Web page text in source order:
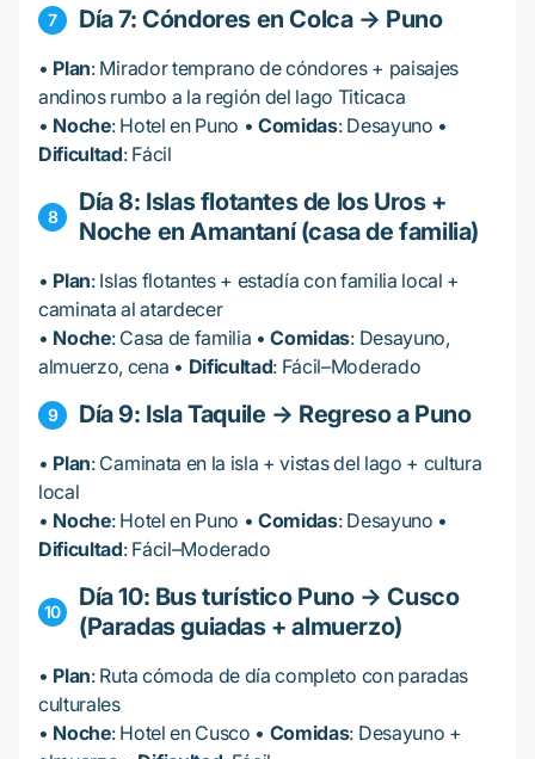
Día 7: Cóndores en Colca → Puno
• Plan: Mirador temprano de cóndores + paisajes
andinos rumbo a la región del lago Titicaca
• Noche: Hotel en Puno •Comidas: Desayuno •
Dificultad: Fácil
Día 8: Islas flotantes de los Uros +
Noche en Amantaní (casa de familia)
• Plan: Islas flotantes + estadía con familia local +
caminata al atardecer
• Noche: Casa de familia •Comidas: Desayuno,
almuerzo, cena • Dificultad: Fácil–Moderado
Día 9: Isla Taquile → Regreso a Puno
• Plan: Caminata en la isla + vistas del lago + cultura
local
• Noche: Hotel en Puno •Comidas: Desayuno •
Dificultad: Fácil–Moderado
Día 10: Bus turístico Puno → Cusco
(Paradas guiadas + almuerzo)
• Plan: Ruta cómoda de día completo con paradas
culturales
• Noche: Hotel en Cusco • Comidas: Desayuno +